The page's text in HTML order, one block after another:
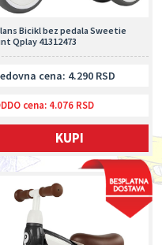
Bicikl bez pedala Sweetie
Qplay 41312473
cena: 4.290 RSD
cena: 4.076 RSD
KUPI